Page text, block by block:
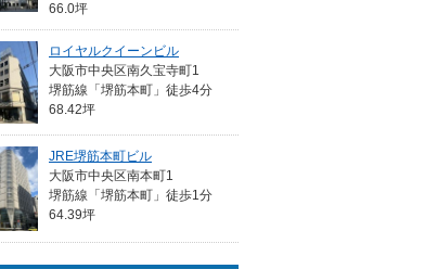
66.0坪
ロイヤルクイーンビル
大阪市中央区南久宝寺町1
堺筋線「堺筋本町」徒歩4分
68.42坪
JRE堺筋本町ビル
大阪市中央区南本町1
堺筋線「堺筋本町」徒歩1分
64.39坪